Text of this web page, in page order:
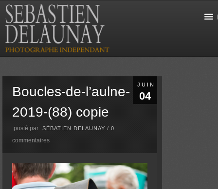
JUIN
04
Boucles-de-l’aulne-
2019-(88) copie
posté par SÉBATIEN DELAUNAY /0
commentaires